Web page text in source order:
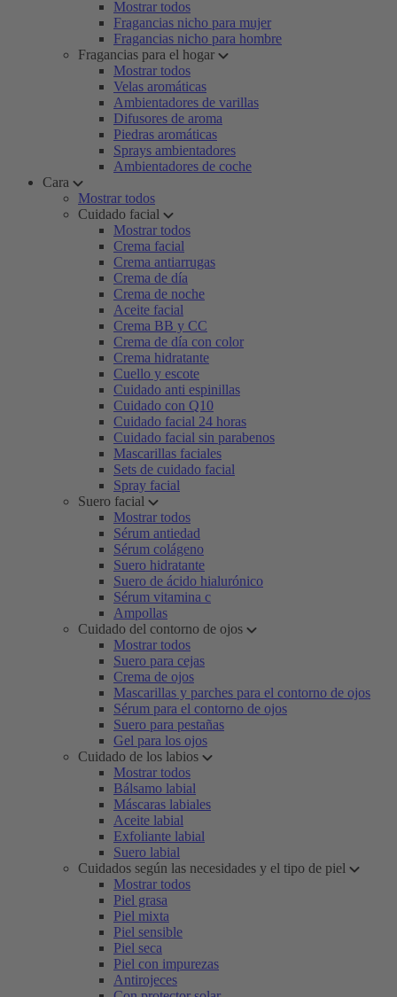
Mostrar todos
Fragancias nicho para mujer
Fragancias nicho para hombre
Fragancias para el hogar
Mostrar todos
Velas aromáticas
Ambientadores de varillas
Difusores de aroma
Piedras aromáticas
Sprays ambientadores
Ambientadores de coche
Cara
Mostrar todos
Cuidado facial
Mostrar todos
Crema facial
Crema antiarrugas
Crema de día
Crema de noche
Aceite facial
Crema BB y CC
Crema de día con color
Crema hidratante
Cuello y escote
Cuidado anti espinillas
Cuidado con Q10
Cuidado facial 24 horas
Cuidado facial sin parabenos
Mascarillas faciales
Sets de cuidado facial
Spray facial
Suero facial
Mostrar todos
Sérum antiedad
Sérum colágeno
Suero hidratante
Suero de ácido hialurónico
Sérum vitamina c
Ampollas
Cuidado del contorno de ojos
Mostrar todos
Suero para cejas
Crema de ojos
Mascarillas y parches para el contorno de ojos
Sérum para el contorno de ojos
Suero para pestañas
Gel para los ojos
Cuidado de los labios
Mostrar todos
Bálsamo labial
Máscaras labiales
Aceite labial
Exfoliante labial
Suero labial
Cuidados según las necesidades y el tipo de piel
Mostrar todos
Piel grasa
Piel mixta
Piel sensible
Piel seca
Piel con impurezas
Antirojeces